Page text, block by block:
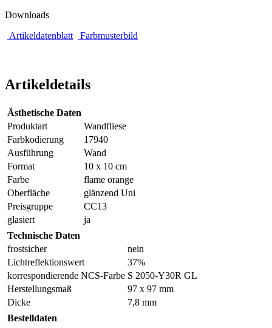
Downloads
Artikeldatenblatt
Farbmusterbild
Artikeldetails
Ästhetische Daten
Produktart
Wandfliese
Farbkodierung
17940
Ausführung
Wand
Format
10 x 10 cm
Farbe
flame orange
Oberfläche
glänzend Uni
Preisgruppe
CC13
glasiert
ja
Technische Daten
frostsicher
nein
Lichtreflektionswert
37%
korrespondierende NCS-Farbe S 2050-Y30R GL
Herstellungsmaß
97 x 97 mm
Dicke
7,8 mm
Bestelldaten